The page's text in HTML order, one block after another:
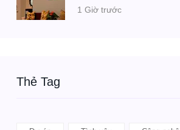
1 Giờ trước
Thẻ Tag